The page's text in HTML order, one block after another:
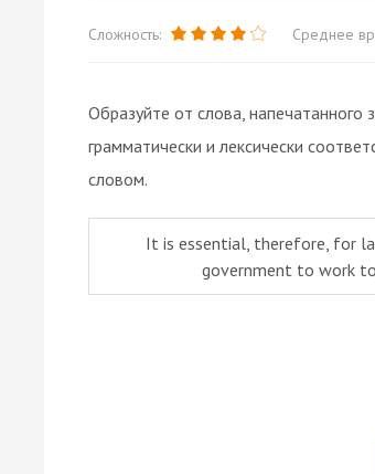
Сложность: Среднее
Образуйте от слова,
грамматически и лексически
словом.
It is essential, therefore, for
government to work